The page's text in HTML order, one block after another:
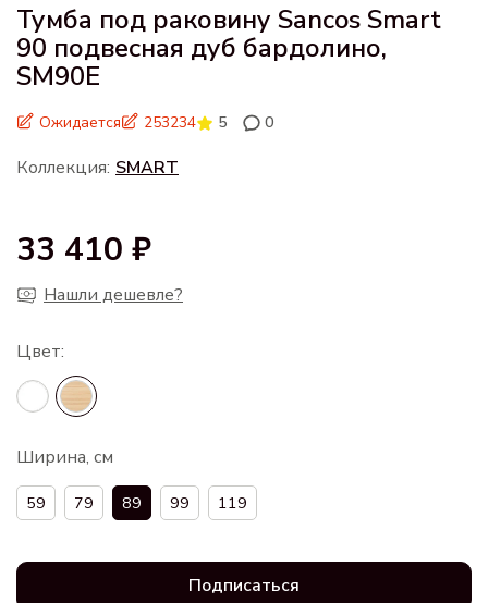
Тумба под раковину Sancos Smart
90 подвесная дуб бардолино,
SM90E
Ожидается 253234 5 0
Коллекция: SMART
33 410 ₽
Нашли дешевле?
Ширина, см
59 79 89 99 119
Подписаться